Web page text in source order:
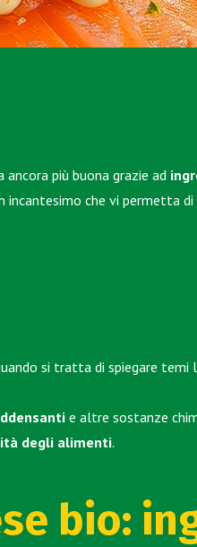
ancora più buona grazie ad
incantesimo che vi permetta
si tratta di spiegare temi
e altre sostanze
degli alimenti.
bio: